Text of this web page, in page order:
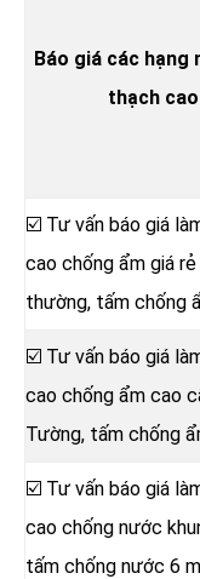
Báo giá các hạng
thạch
☑️ Tư vấn báo giá
cao chống ẩm giá
thường, tấm chống
☑️ Tư vấn báo giá
cao chống ẩm cao
Tường, tấm chống
☑️ Tư vấn báo giá
cao chống nước
tấm chống nước 6